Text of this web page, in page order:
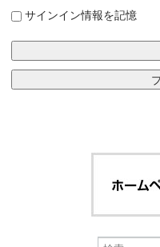
サインイン情報を記憶